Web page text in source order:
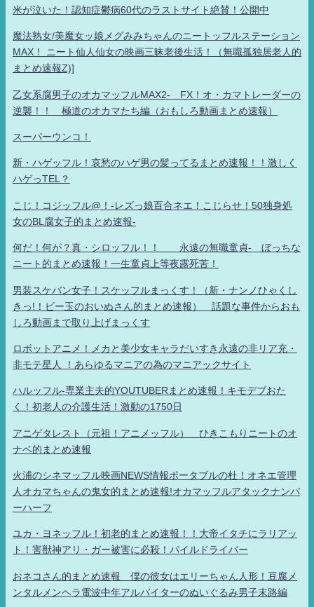
米が泣いた！認知症鬱病60代のラストサイト絶賛！公開中
魔法熟女/美魔女ッ娘メグみみちゃんのニートッフルステーション
MAX！ ニート仙人仙女の映画三昧老後生活！（無職孤独居老人的
まとめ速報Z)]
乙女系腐男子のオカマッフルMAX2- FX！オ・カマトレーダーの
逆襲！！ 極道のオカマたち編（おもしろ動画まとめ速報）
スーパーウンコ！
新・ハゲッフル！哀愁のハゲ男の髪ってるまとめ速報！！激しく
ハゲっTEL？
こじ！コジッフル@！-レズっ娘百合ネエ！こじらせ！50独身処
女のBL腐女子的まとめ速報-
何だ！何が？真・シロッフル！！ 永遠の無職童貞- ぼっちな
ニート的まとめ速報！一生童貞上等夜露死苦！
男装スケバン女子！スケッフルまっくす！（新・ナンノひゃくし
きっ!！ビー玉のおいぬさん的まとめ速報） 話題な事件からおも
しろ動画まで取り上げまっくす
ロボットアニメ！メカと美少女キャラだいすき永遠の非リア充・
非モテ星人 ！あらゆるマニアの為のマニアックサイト
ハルッフル-専業主夫的YOUTUBERまとめ速報！キモデブおた
く！初老人の介護生活！激動の1750日
アニゲタレスト（元祖！アニメッフル） ひきこもりニートのオ
ナベ的まとめ速報
火浦のシネマッフル映画NEWS情報ポータブルの杜！オネエ管理
人オカマちゃんの鬼女的まとめ速報!オカマッフルアタックナンバ
ーハーフ
ユカ・ヨネッフル！初老的まとめ速報！！大帝イタチにラリアッ
ト！害獣神アリ・ガー被害に必殺！パイルドライバー
おネコさん的まとめ速報 僕の彼女はエリーちゃん人形！豆腐メ
ンタルメンヘラ電波中年アルバイターのぬいぐるみ男子末路編